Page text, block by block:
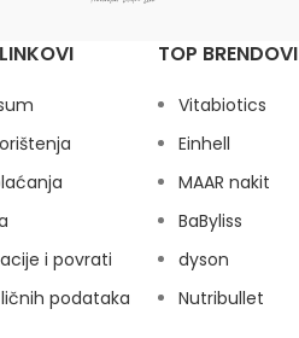
i povrati
podataka
TOP BRENDOVI
Vitabiotics
Einhell
MAAR nakit
BaByliss
dyson
Nutribullet